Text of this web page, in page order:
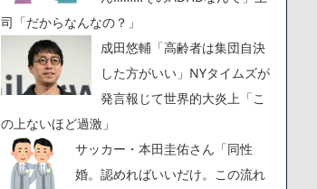
司「だからなんなの？」
成田悠輔「高齢者は集団自決
した方がいい」NYタイムズが
発言報じて世界的大炎上「こ
の上ないほど過激」
サッカー・本田圭佑さん「同性
婚。認めればいいだけ。この流れ